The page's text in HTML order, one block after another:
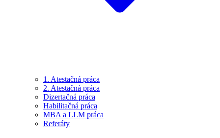
1. Atestačná práca
2. Atestačná práca
Dizertačná práca
Habilitačná práca
MBA a LLM práca
Referáty